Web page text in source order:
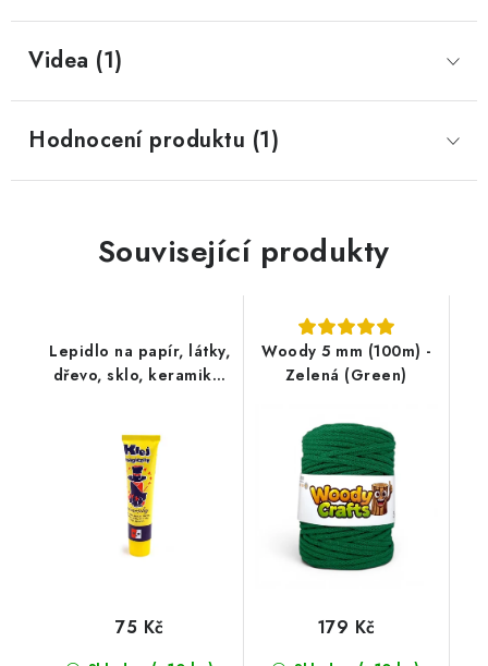
Videa (1)
Hodnocení produktu (1)
Související produkty
Lepidlo na papír, látky,
dřevo, sklo, keramiku,
75 Kč
Woody 5 mm (100m) -
Zelená (Green)
179 Kč